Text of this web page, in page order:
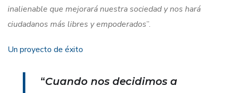
inalienable que mejorará nuestra sociedad y nos hará
ciudadanos más libres y empoderados”.
Un proyecto de éxito
“Cuando nos decidimos a